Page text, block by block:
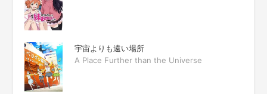
宇宙よりも遠い場所
A Place Further than the Universe